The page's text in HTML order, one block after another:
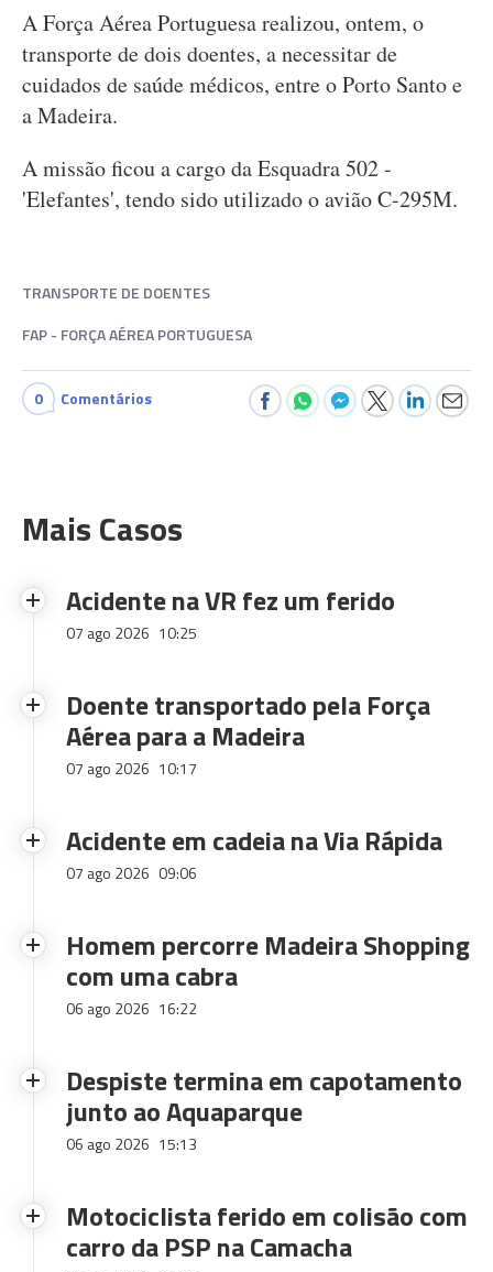
A Força Aérea Portuguesa realizou, ontem, o
transporte de dois doentes, a necessitar de
cuidados de saúde médicos, entre o Porto Santo e
a Madeira.
A missão ficou a cargo da Esquadra 502 -
'Elefantes', tendo sido utilizado o avião C-295M.
TRANSPORTE DE DOENTES
FAP - FORÇA AÉREA PORTUGUESA
0 Comentários
Mais Casos
Acidente na VR fez um ferido
07 ago 2026 10:25
Doente transportado pela Força
Aérea para a Madeira
07 ago 2026 10:17
Acidente em cadeia na Via Rápida
07 ago 2026 09:06
Homem percorre Madeira Shopping
com uma cabra
06 ago 2026 16:22
Despiste termina em capotamento
junto ao Aquaparque
06 ago 2026 15:13
Motociclista ferido em colisão com
carro da PSP na Camacha